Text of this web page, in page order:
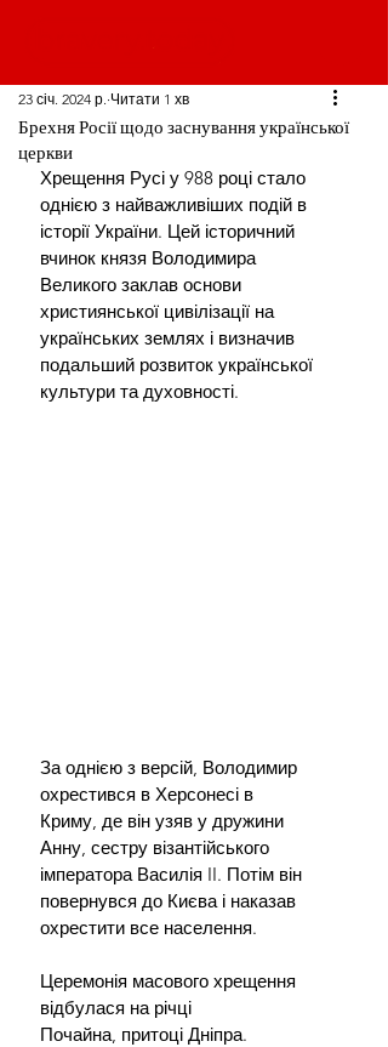
Брехня Росії щодо заснування української
церкви
23 січ. 2024 р. Читати 1 хв
Хрещення Русі у 988 році стало
однією з найважливіших подій в
історії України. Цей історичний
вчинок князя Володимира
Великого заклав основи
християнської цивілізації на
українських землях і визначив
подальший розвиток української
культури та духовності.
За однією з версій, Володимир
охрестився в Херсонесі в
Криму, де він узяв у дружини
Анну, сестру візантійського
імператора Василія II. Потім він
повернувся до Києва і наказав
охрестити все населення.
Церемонія масового хрещення
відбулася на річці
Почайна, притоці Дніпра.